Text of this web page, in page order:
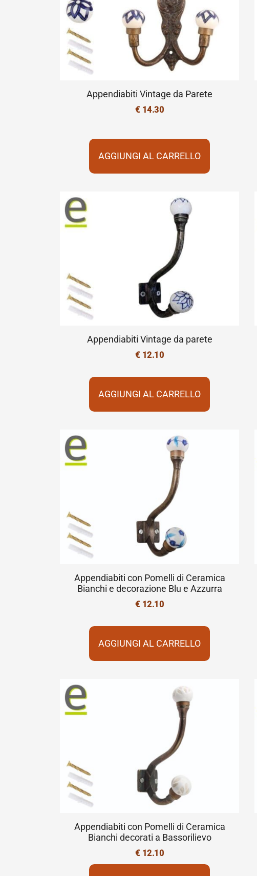
Appendiabiti Vintage da Parete
€ 14.30
AGGIUNGI AL CARRELLO
Appendiabiti Vintage da parete
€ 12.10
AGGIUNGI AL CARRELLO
Appendiabiti con Pomelli di Ceramica
Bianchi e decorazione Blu e Azzurra
€ 12.10
AGGIUNGI AL CARRELLO
Appendiabiti con Pomelli di Ceramica
Bianchi decorati a Bassorilievo
€ 12.10